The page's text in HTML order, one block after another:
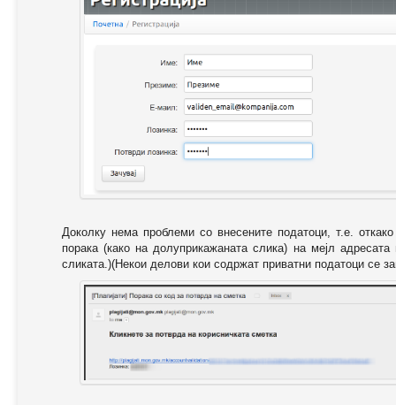
Доколку нема проблеми со внесените податоци, т.е.
порака (како на долуприкажаната слика) на мејл
сликата.)(Некои делови кои содржат приватни податоци се